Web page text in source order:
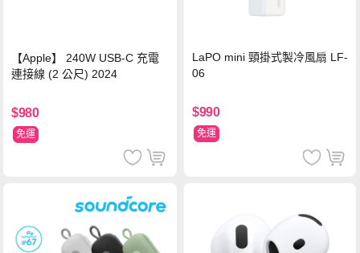
【Apple】 240W USB-C 充電
連接線 (2 公尺) 2024
$980
免運
LaPO mini 頸掛式製冷風扇 LF-
06
$990
免運